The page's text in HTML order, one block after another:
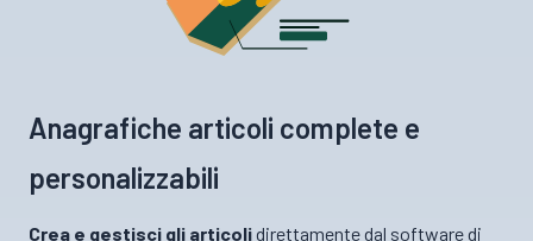
Anagrafiche articoli complete e
personalizzabili
Crea e gestisci gli articolidirettamente dal software di